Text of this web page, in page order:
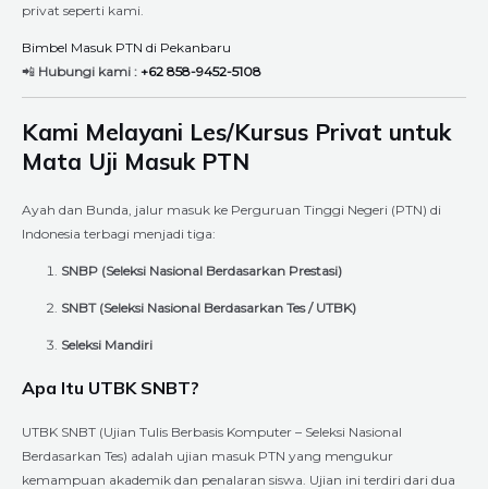
privat seperti kami.
Bimbel Masuk PTN di Pekanbaru
📲 Hubungi kami : +62 858-9452-5108
Kami Melayani Les/Kursus Privat untuk
Mata Uji Masuk PTN
Ayah dan Bunda, jalur masuk ke Perguruan Tinggi Negeri (PTN) di
Indonesia terbagi menjadi tiga:
SNBP (Seleksi Nasional Berdasarkan Prestasi)
SNBT (Seleksi Nasional Berdasarkan Tes / UTBK)
Seleksi Mandiri
Apa Itu UTBK SNBT?
UTBK SNBT (Ujian Tulis Berbasis Komputer – Seleksi Nasional
Berdasarkan Tes) adalah ujian masuk PTN yang mengukur
kemampuan akademik dan penalaran siswa. Ujian ini terdiri dari dua